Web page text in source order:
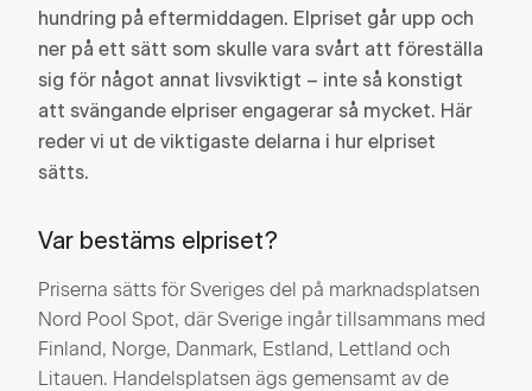
hundring på eftermiddagen. Elpriset går upp och
ner på ett sätt som skulle vara svårt att föreställa
sig för något annat livsviktigt – inte så konstigt
att svängande elpriser engagerar så mycket. Här
reder vi ut de viktigaste delarna i hur elpriset
sätts.
Var bestäms elpriset?
Priserna sätts för Sveriges del på marknadsplatsen
Nord Pool Spot, där Sverige ingår tillsammans med
Finland, Norge, Danmark, Estland, Lettland och
Litauen. Handelsplatsen ägs gemensamt av de